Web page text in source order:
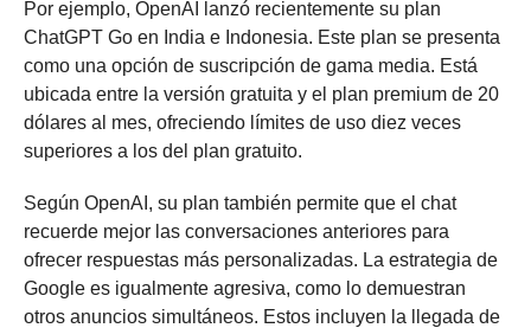
Por ejemplo, OpenAI lanzó recientemente su plan
ChatGPT Go en India e Indonesia. Este plan se presenta
como una opción de suscripción de gama media. Está
ubicada entre la versión gratuita y el plan premium de 20
dólares al mes, ofreciendo límites de uso diez veces
superiores a los del plan gratuito.
Según OpenAI, su plan también permite que el chat
recuerde mejor las conversaciones anteriores para
ofrecer respuestas más personalizadas. La estrategia de
Google es igualmente agresiva, como lo demuestran
otros anuncios simultáneos. Estos incluyen la llegada de